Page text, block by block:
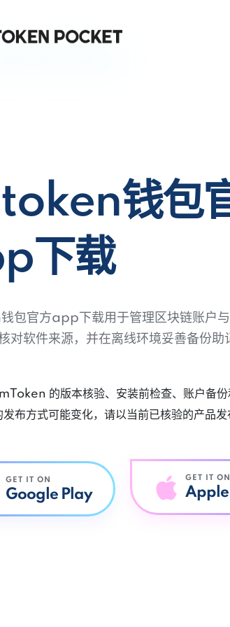
钱包
下载
包官方app下载用于管理区块链账户与
对软件来源，并在离线环境妥善备份助
的版本核验、安装前检查、账户备
布方式可能变化，请以当前已核验的产品发
GET IT ON
Google Play
GET IT ON
Apple